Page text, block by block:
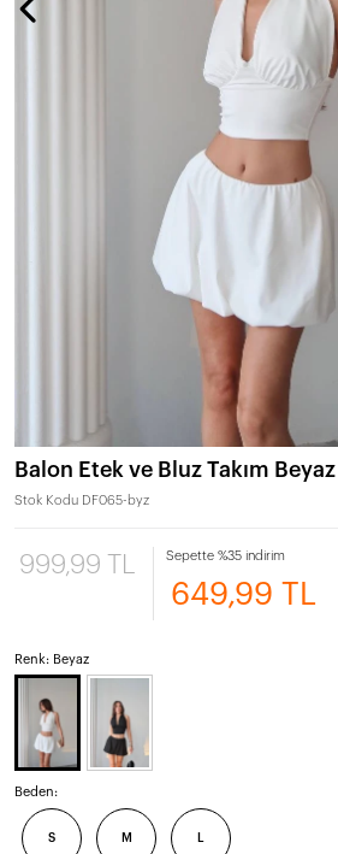
Balon Etek ve Bluz Takım Beyaz
Stok Kodu DF065-byz
999,99 TL Sepette %35 indirim
649,99 TL
Renk: Beyaz
Beden:
S M